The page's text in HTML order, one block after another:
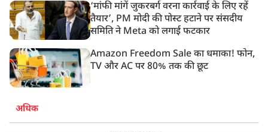
‘मांफी मांगें जुकरबर्ग वरना कार्रवाई के लिए रहें
तैयार’, PM मोदी की पोस्ट हटाने पर संसदीय
समिति ने Meta को लगाई फटकार
Amazon Freedom Sale का धमाका! फोन,
TV और AC पर 80% तक की छूट
अधिक